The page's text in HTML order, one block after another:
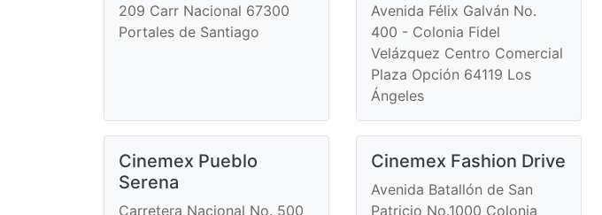
209 Carr Nacional 67300
Portales de Santiago
Avenida Félix Galván No.
400 - Colonia Fidel
Velázquez Centro Comercial
Plaza Opción 64119 Los
Ángeles
Cinemex Pueblo
Serena
Carretera Nacional No. 500
Cinemex Fashion Drive
Avenida Batallón de San
Patricio No.1000 Colonia